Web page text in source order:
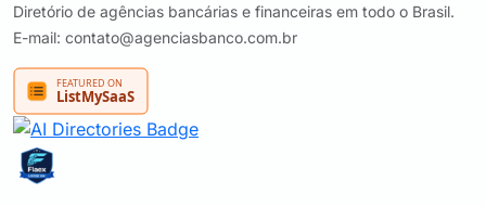
Diretório de agências bancárias e financeiras em todo o Brasil.
E-mail: contato@agenciasbanco.com.br